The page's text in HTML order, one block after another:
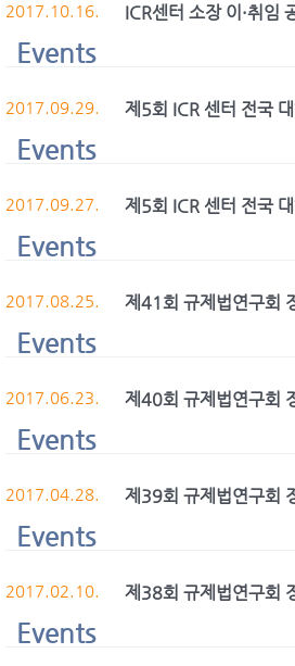
2017.10.16. ICR센터 소장 이·취임
Events
2017.09.29. 제5회 ICR 센터 전국
Events
2017.09.27. 제5회 ICR 센터 전국
Events
2017.08.25. 제41회 규제법연구회
Events
2017.06.23. 제40회 규제법연구회
Events
2017.04.28. 제39회 규제법연구회
Events
2017.02.10. 제38회 규제법연구회
Events